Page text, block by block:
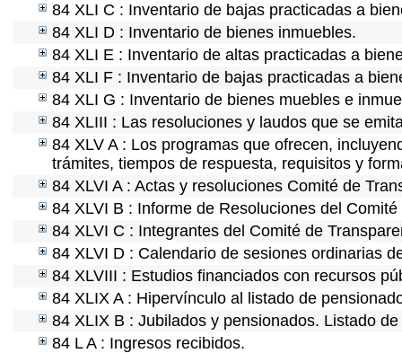
84 XLI C : Inventario de bajas practicadas a
84 XLI D : Inventario de bienes inmuebles.
84 XLI E : Inventario de altas practicadas a
84 XLI F : Inventario de bajas practicadas a
84 XLI G : Inventario de bienes muebles e
84 XLIII : Las resoluciones y laudos que se
84 XLV A : Los programas que ofrecen,
trámites, tiempos de respuesta, requisitos y
84 XLVI A : Actas y resoluciones Comité de
84 XLVI B : Informe de Resoluciones del
84 XLVI C : Integrantes del Comité de
84 XLVI D : Calendario de sesiones ordinarias
84 XLVIII : Estudios financiados con recursos
84 XLIX A : Hipervínculo al listado de
84 XLIX B : Jubilados y pensionados. Listado
84 L A : Ingresos recibidos.